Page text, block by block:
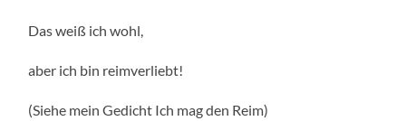
Das weiß ich wohl,
aber ich bin reimverliebt!
(Siehe mein Gedicht Ich mag den Reim)